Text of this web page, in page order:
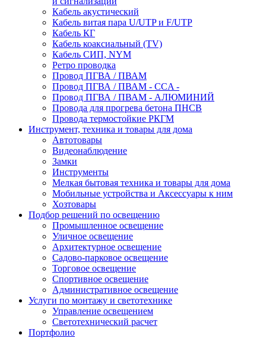
Кабель акустический
Кабель витая пара U/UTP и F/UTP
Кабель КГ
Кабель коаксиальный (TV)
Кабель СИП, NYM
Ретро проводка
Провод ПГВА / ПВАМ
Провод ПГВА / ПВАМ - CCA -
Провод ПГВА / ПВАМ - АЛЮМИНИЙ
Провода для прогрева бетона ПНСВ
Провода термостойкие РКГМ
Инструмент, техника и товары для дома
Автотовары
Видеонаблюдение
Замки
Инструменты
Мелкая бытовая техника и товары для дома
Мобильные устройства и Аксессуары к ним
Хозтовары
Подбор решений по освещению
Промышленное освещение
Уличное освещение
Архитектурное освещение
Садово-парковое освещение
Торговое освещение
Спортивное освещение
Административное освещение
Услуги по монтажу и светотехнике
Управление освещением
Светотехнический расчет
Портфолио